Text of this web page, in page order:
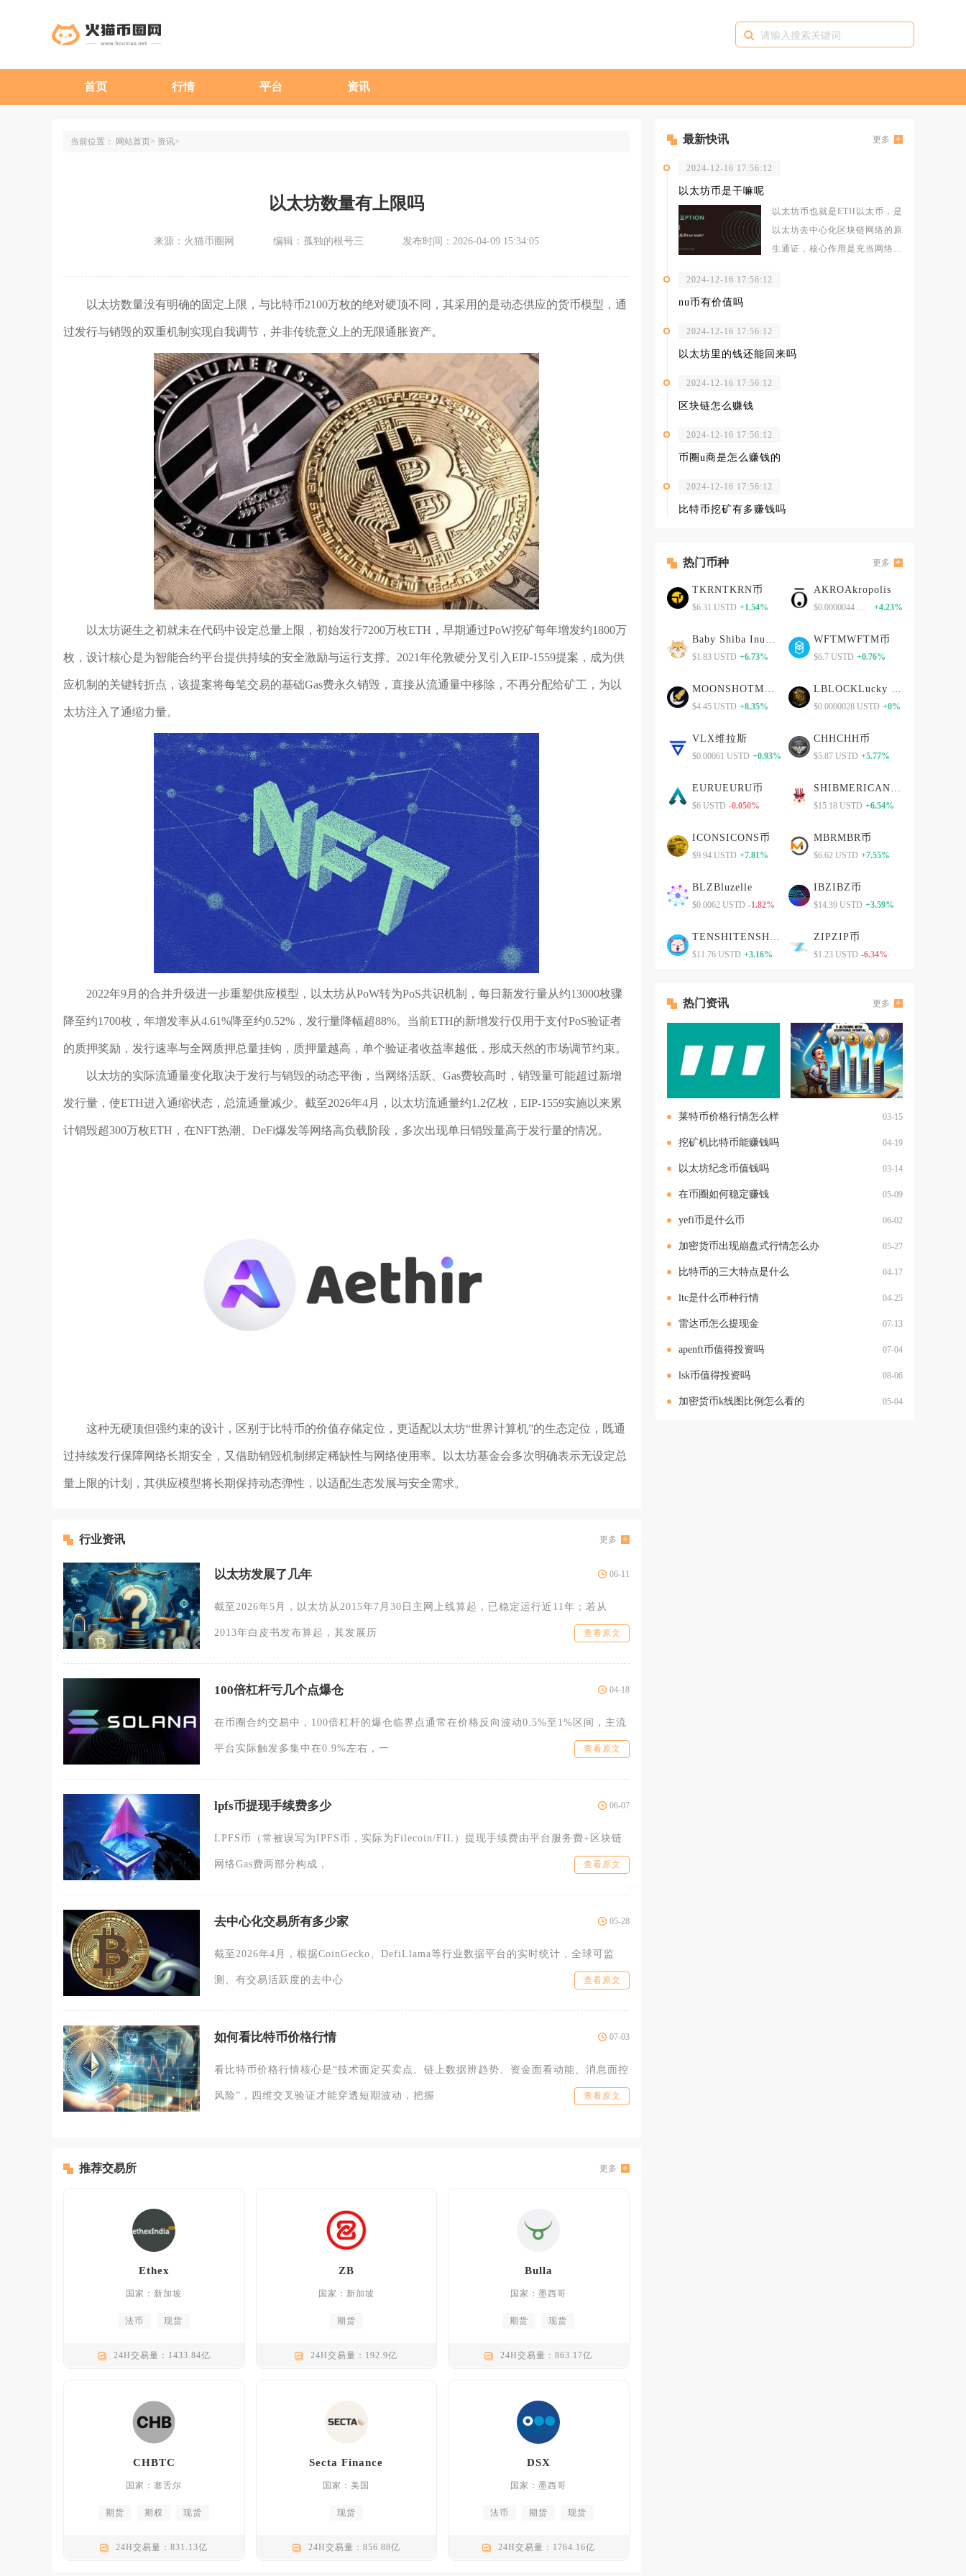
首页 行情 平台 资讯
当前位置： 网站首页 资讯
以太坊数量有上限吗
来源：火猫币圈网 编辑：孤独的根号三 发布时间：2026-04-09 15:34:05
以太坊数量没有明确的固定上限，与比特币2100万枚的绝对硬顶不同，其采用的是动态供应的货币模型，通
过发行与销毁的双重机制实现自我调节，并非传统意义上的无限通胀资产。
以太坊诞生之初就未在代码中设定总量上限，初始发行7200万枚ETH，早期通过PoW挖矿每年增发约1800万
枚，设计核心是为智能合约平台提供持续的安全激励与运行支撑。2021年伦敦硬分叉引入EIP-1559提案，成为供
应机制的关键转折点，该提案将每笔交易的基础Gas费永久销毁，直接从流通量中移除，不再分配给矿工，为以
太坊注入了通缩力量。
2022年9月的合并升级进一步重塑供应模型，以太坊从PoW转为PoS共识机制，每日新发行量从约13000枚骤
降至约1700枚，年增发率从4.61%降至约0.52%，发行量降幅超88%。当前ETH的新增发行仅用于支付PoS验证者
的质押奖励，发行速率与全网质押总量挂钩，质押量越高，单个验证者收益率越低，形成天然的市场调节约束。
以太坊的实际流通量变化取决于发行与销毁的动态平衡，当网络活跃、Gas费较高时，销毁量可能超过新增
发行量，使ETH进入通缩状态，总流通量减少。截至2026年4月，以太坊流通量约1.2亿枚，EIP-1559实施以来累
计销毁超300万枚ETH，在NFT热潮、DeFi爆发等网络高负载阶段，多次出现单日销毁量高于发行量的情况。
这种无硬顶但强约束的设计，区别于比特币的价值存储定位，更适配以太坊“世界计算机”的生态定位，既通
过持续发行保障网络长期安全，又借助销毁机制绑定稀缺性与网络使用率。以太坊基金会多次明确表示无设定总
量上限的计划，其供应模型将长期保持动态弹性，以适配生态发展与安全需求。
行业资讯 更多
以太坊发展了几年 06-11
截至2026年5月，以太坊从2015年7月30日主网上线算起，已稳定运行近11年；若从
2013年白皮书发布算起，其发展历 查看原文
100倍杠杆亏几个点爆仓 04-18
在币圈合约交易中，100倍杠杆的爆仓临界点通常在价格反向波动0.5%至1%区间，主流
平台实际触发多集中在0.9%左右，一 查看原文
lpfs币提现手续费多少 06-07
LPFS币（常被误写为IPFS币，实际为Filecoin/FIL）提现手续费由平台服务费+区块链
网络Gas费两部分构成， 查看原文
去中心化交易所有多少家 05-28
截至2026年4月，根据CoinGecko、DefiLlama等行业数据平台的实时统计，全球可监
测、有交易活跃度的去中心 查看原文
如何看比特币价格行情 07-03
看比特币价格行情核心是“技术面定买卖点、链上数据辨趋势、资金面看动能、消息面控
风险”，四维交叉验证才能穿透短期波动，把握 查看原文
推荐交易所 更多
Ethex
国家：新加坡
法币 现货
24H交易量：1433.84亿
ZB
国家：新加坡
期货
24H交易量：192.9亿
Bulla
国家：墨西哥
期货 现货
24H交易量：863.17亿
CHBTC
国家：塞舌尔
期货 期权 现货
24H交易量：831.13亿
Secta Finance
国家：美国
现货
24H交易量：856.88亿
DSX
国家：墨西哥
法币 期货 现货
24H交易量：1764.16亿
最新快讯 更多
2024-12-16 17:56:12
以太坊币是干嘛呢
以太坊币也就是ETH以太币，是
以太坊去中心化区块链网络的原
生通证，核心作用是充当网络运
2024-12-16 17:56:12
nu币有价值吗
2024-12-16 17:56:12
以太坊里的钱还能回来吗
2024-12-16 17:56:12
区块链怎么赚钱
2024-12-16 17:56:12
币圈u商是怎么赚钱的
2024-12-16 17:56:12
比特币挖矿有多赚钱吗
热门币种 更多
TKRNTKRN币
$6.31 USTD +1.54%
AKROAkropolis
$0.0000044 USTD +4.23%
Baby Shiba InuBaby Shiba Inu币
$1.83 USTD +6.73%
WFTMWFTM币
$6.7 USTD +0.76%
MOONSHOTMOONSHOT币
$4.45 USTD +8.35%
LBLOCKLucky Block
$0.0000028 USTD +0%
VLX维拉斯
$0.00061 USTD +0.93%
CHHCHH币
$5.87 USTD +5.77%
EURUEURU币
$6 USTD -0.050%
SHIBMERICANSHIBMERICAN币
$15.18 USTD +6.54%
ICONSICONS币
$9.94 USTD +7.81%
MBRMBR币
$6.62 USTD +7.55%
BLZBluzelle
$0.0062 USTD -1.82%
IBZIBZ币
$14.39 USTD +3.59%
TENSHITENSHI币
$11.76 USTD +3.16%
ZIPZIP币
$1.23 USTD -6.34%
热门资讯 更多
莱特币价格行情怎么样 03-15
挖矿机比特币能赚钱吗 04-19
以太坊纪念币值钱吗 03-14
在币圈如何稳定赚钱 05-09
yefi币是什么币 06-02
加密货币出现崩盘式行情怎么办 05-27
比特币的三大特点是什么 04-17
ltc是什么币种行情 04-25
雷达币怎么提现金 07-13
apenft币值得投资吗 07-04
lsk币值得投资吗 08-06
加密货币k线图比例怎么看的 05-04